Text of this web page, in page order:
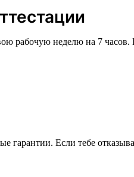
рабочую неделю на 7
гарантии. Если тебе